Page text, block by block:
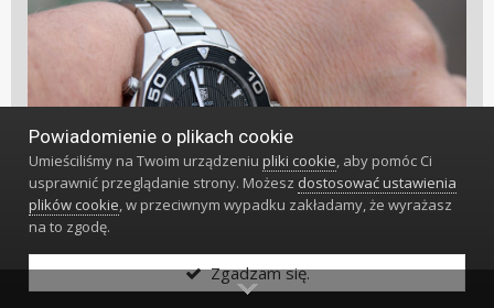
Powiadomienie o plikach cookie
Umieściliśmy na Twoim urządzeniupliki cookie, aby pomóc Ci
usprawnić przeglądanie strony. Możesz dostosować ustawienia
plików cookie, w przeciwnym wypadku zakładamy, że wyrażasz
na to zgodę.
Zgadzam się.